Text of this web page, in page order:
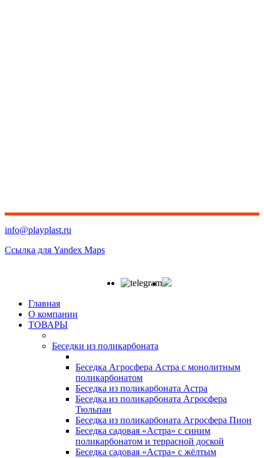
info@playplast.ru
Ссылка для Yandex Maps
Главная
О компании
ТОВАРЫ
Беседки из поликарбоната
Беседка Агросфера Астра с монолитным
поликарбонатом
Беседка из поликарбоната Астра
Беседка из поликарбоната Агросфера
Тюльпан
Беседка из поликарбоната Агросфера Пион
Беседка садовая «Астра» с синим
поликарбонатом и террасной доской
Беседка садовая «Астра» с жёлтым